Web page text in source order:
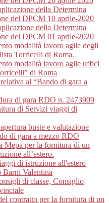
della Determina
del DPCM 10 aprile-2020
della Determina
del DPCM 01 aprile-2020
modalità lavoro agile degli
Torricelli di Roma.
modalità lavoro agile uffici
di Roma
al “Bando di gara a
di gara RDO n. 2473909
di Servizi viaggi di
buste e valutazione
di gara a mezzo RDO
Mepa per la fornitura di un
all’estero.
di istruzione all'estero
Barni Valentina
di classe, Consiglio
contratto per la fornitura di un